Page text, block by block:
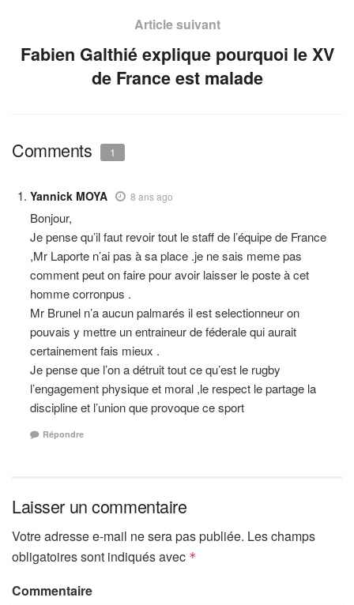
Article suivant
Fabien Galthié explique pourquoi le XV
de France est malade
Comments 1
Yannick MOYA 8 ans ago
Bonjour,
Je pense qu’il faut revoir tout le staff de l’équipe de France
,Mr Laporte n’ai pas à sa place .je ne sais meme pas
comment peut on faire pour avoir laisser le poste à cet
homme corronpus .
Mr Brunel n’a aucun palmarés il est selectionneur on
pouvais y mettre un entraineur de féderale qui aurait
certainement fais mieux .
Je pense que l’on a détruit tout ce qu’est le rugby
l’engagement physique et moral ,le respect le partage la
discipline et l’union que provoque ce sport
Répondre
Laisser un commentaire
Votre adresse e-mail ne sera pas publiée. Les champs
obligatoires sont indiqués avec *
Commentaire